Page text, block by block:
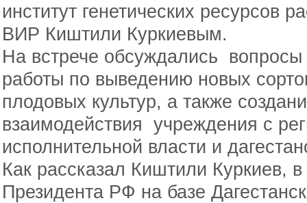
институт генетических ресурсов
ВИР Киштили Куркиевым.
На встрече обсуждались
работы по выведению новых
плодовых культур, а также
взаимодействия учреждения с
исполнительной власти и
Как рассказал Киштили Куркиев,
Президента РФ на базе